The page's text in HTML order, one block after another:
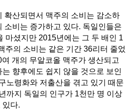
확산되면서 맥주의 소비는 감소하
소비는 증가하고 있다. 독일인들은
마셨지만 2015년에는 그 두 배인 1
주의 소비는 같은 기간 36리터 줄었
개의 무알코올 맥주가 생산되고
향후에도 쉽지 않을 것으로 보인
노령화와 저출산을 겪고 있기 때문
까지 독일의 인구가 1천만 명 이상
있다.